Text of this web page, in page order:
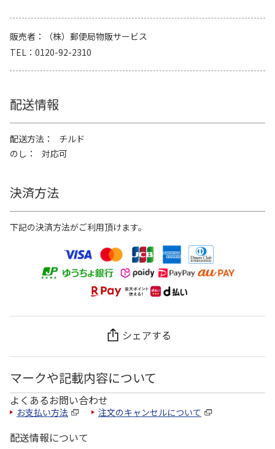
販売者
（株）郵便局物販サービス
TEL
0120-92-2310
配送情報
配送方法
チルド
のし
対応可
決済方法
下記の決済方法がご利用頂けます。
シェアする
マークや記載内容について
よくあるお問い合わせ
お支払い方法 注文のキャンセルについて
配送情報について